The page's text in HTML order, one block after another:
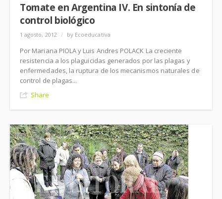
Tomate en Argentina IV. En sintonía de
control biológico
1 agosto, 2012 / by Ecoeducativa
Por Mariana PIOLA y Luis Andres POLACK La creciente
resistencia a los plaguicidas generados por las plagas y
enfermedades, la ruptura de los mecanismos naturales de
control de plagas...
Share